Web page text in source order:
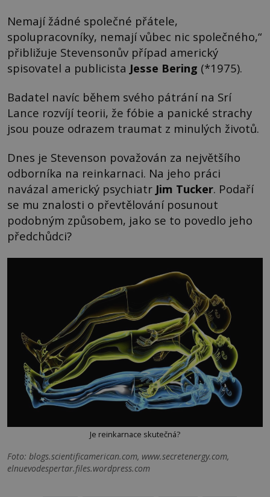
Nemají žádné společné přátele,
spolupracovníky, nemají vůbec nic společného,“
přibližuje Stevensonův případ americký
spisovatel a publicista Jesse Bering (*1975).
Badatel navíc během svého pátrání na Srí
Lance rozvíjí teorii, že fóbie a panické strachy
jsou pouze odrazem traumat z minulých životů.
Dnes je Stevenson považován za největšího
odborníka na reinkarnaci. Na jeho práci
navázal americký psychiatr Jim Tucker. Podaří
se mu znalosti o převtělování posunout
podobným způsobem, jako se to povedlo jeho
předchůdci?
Je reinkarnace skutečná?
Foto: blogs.scientificamerican.com, www.secretenergy.com,
elnuevodespertar.files.wordpress.com